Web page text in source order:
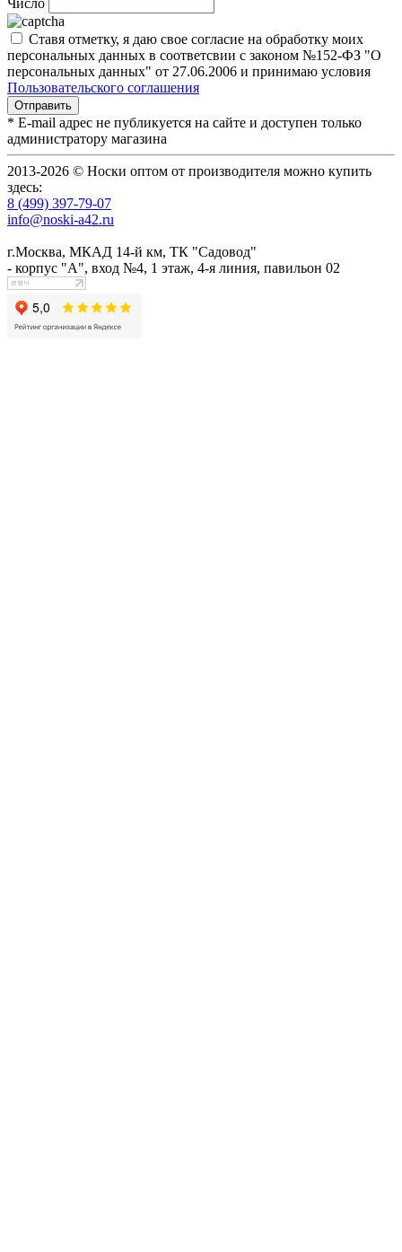
Число
Ставя отметку, я даю свое согласие на обработку моих
персональных данных в соответсвии с законом №152-ФЗ "О
персональных данных" от 27.06.2006 и принимаю условия
Пользовательского соглашения
* E-mail адрес не публикуется на сайте и доступен только
администратору магазина
2013-2026 © Носки оптом от производителя можно купить
здесь:
8 (499) 397-79-07
info@noski-a42.ru
г.Москва, МКАД 14-й км, ТК "Садовод"
- корпус "А", вход №4, 1 этаж, 4-я линия, павильон 02